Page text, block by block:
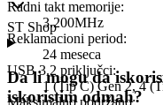
Radni takt memorije:
3.200MHz
Reklamacioni period:
24 meseca
USB 3.2 priključci:
1 (Tip C) Gen 2, 4
Maksimalno podržano:
ST Shop
Da li mogu da
iskoristim odmah?